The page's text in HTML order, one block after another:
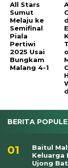
All Stars
Sumut
Melaju ke
Semifinal
Piala
Pertiwi
2025 Usai
Bungkam
Malang 4-1
BERITA
Baitul
Keluarga
Ujong